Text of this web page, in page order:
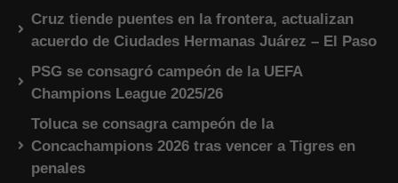
Cruz tiende puentes en la frontera, actualizan
acuerdo de Ciudades Hermanas Juárez – El Paso
PSG se consagró campeón de la UEFA
Champions League 2025/26
Toluca se consagra campeón de la
Concachampions 2026 tras vencer a Tigres en
penales